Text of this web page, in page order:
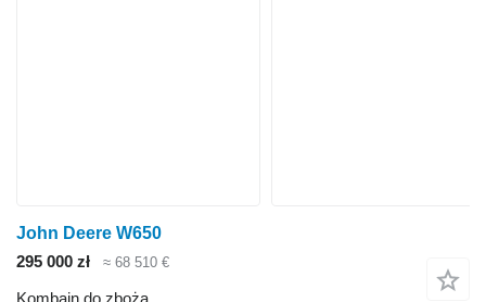
John Deere W650
295 000 zł
≈ 68 510 €